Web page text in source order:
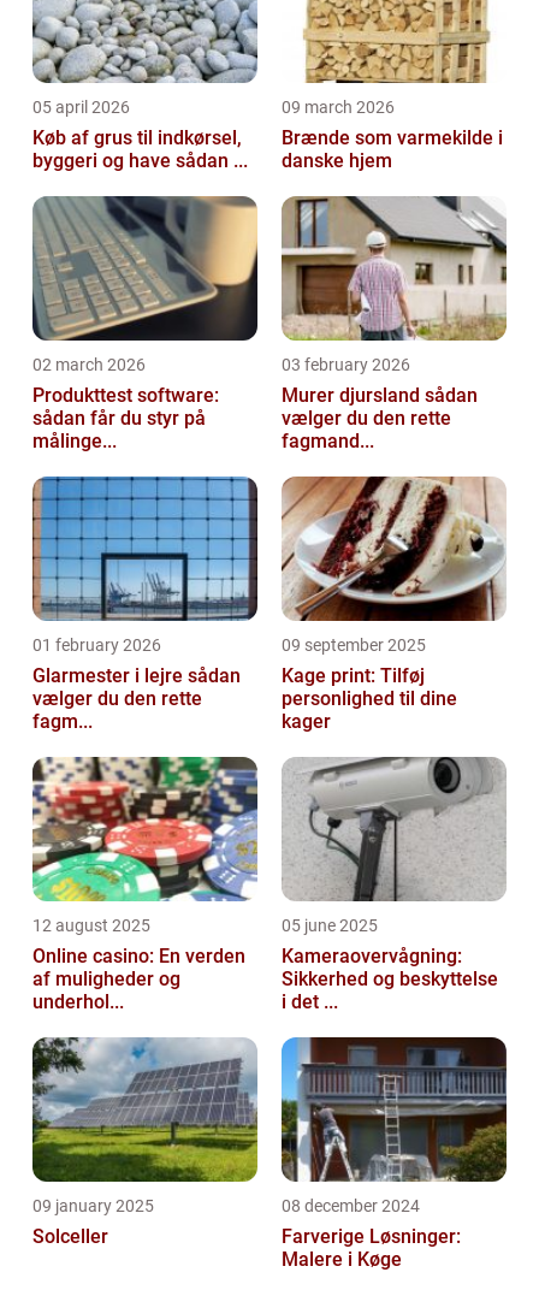
05 april 2026
Køb af grus til indkørsel,
byggeri og have sådan ...
09 march 2026
Brænde som varmekilde i
danske hjem
02 march 2026
Produkttest software:
sådan får du styr på
målinge...
03 february 2026
Murer djursland sådan
vælger du den rette
fagmand...
01 february 2026
Glarmester i lejre sådan
vælger du den rette
fagm...
09 september 2025
Kage print: Tilføj
personlighed til dine
kager
12 august 2025
Online casino: En verden
af muligheder og
underhol...
05 june 2025
Kameraovervågning:
Sikkerhed og beskyttelse
i det ...
09 january 2025
Solceller
08 december 2024
Farverige Løsninger:
Malere i Køge